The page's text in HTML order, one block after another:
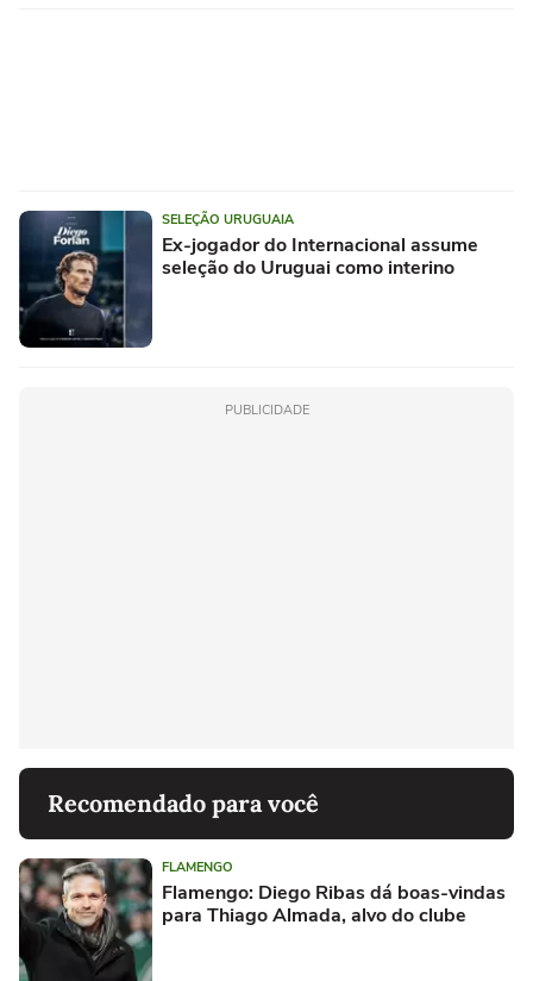
SELEÇÃO URUGUAIA
Ex-jogador do Internacional assume
seleção do Uruguai como interino
PUBLICIDADE
Recomendado para você
FLAMENGO
Flamengo: Diego Ribas dá boas-vindas
para Thiago Almada, alvo do clube